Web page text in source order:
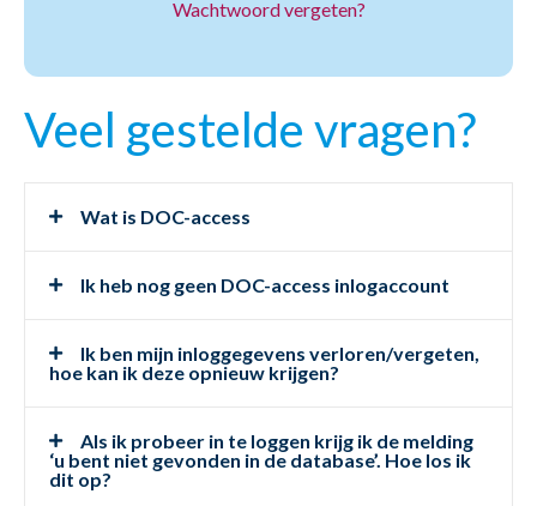
Wachtwoord vergeten?
Veel gestelde vragen?
Wat is DOC-access
Ik heb nog geen DOC-access inlogaccount
Ik ben mijn inloggegevens verloren/vergeten,
hoe kan ik deze opnieuw krijgen?
Als ik probeer in te loggen krijg ik de melding
‘u bent niet gevonden in de database’. Hoe los ik
dit op?